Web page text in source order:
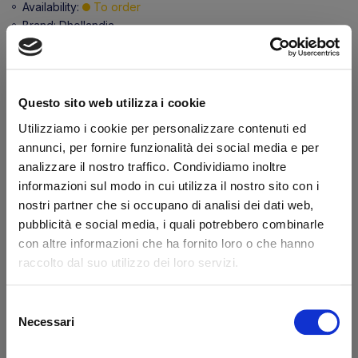
Questo sito web utilizza i cookie
Utilizziamo i cookie per personalizzare contenuti ed
annunci, per fornire funzionalità dei social media e per
analizzare il nostro traffico. Condividiamo inoltre
informazioni sul modo in cui utilizza il nostro sito con i
nostri partner che si occupano di analisi dei dati web,
pubblicità e social media, i quali potrebbero combinarle
con altre informazioni che ha fornito loro o che hanno
raccolto dal suo utilizzo dei loro servizi.
delNecessari
Availability:
To order
Brand:Dhollandia
Secure transaction
Features
Diameter 1 (mm)
40.0
Length (mm)
360
What they say about us